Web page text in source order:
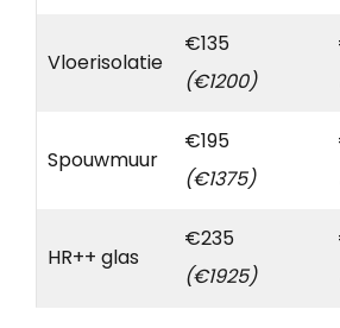
Vloerisolatie
€135
(€1200)
Spouwmuur
€195
(€1375)
HR++ glas
€235
(€1925)